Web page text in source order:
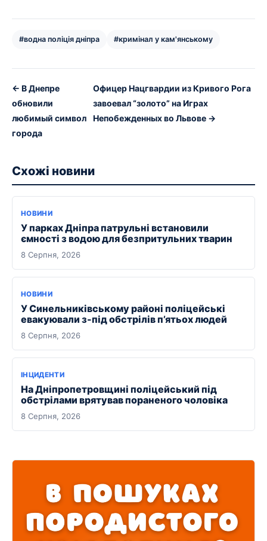
#водна поліція дніпра #кримінал у кам'янському
← В Днепре
обновили
любимый символ
города
Офицер Нацгвардии из Кривого Рога
завоевал “золото” на Играх
Непобежденных во Львове →
Схожі новини
НОВИНИ
У парках Дніпра патрульні встановили
ємності з водою для безпритульних тварин
8 Серпня, 2026
НОВИНИ
У Синельниківському районі поліцейські
евакуювали з-під обстрілів п’ятьох людей
8 Серпня, 2026
ІНЦИДЕНТИ
На Дніпропетровщині поліцейський під
обстрілами врятував пораненого чоловіка
8 Серпня, 2026